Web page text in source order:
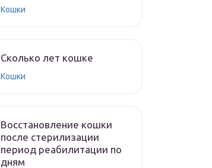
Кошки
Cколько лет кошке
Кошки
Восстановление кошки
после стерилизации
период реабилитации по
дням